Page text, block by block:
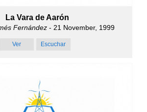
La Vara de Aarón
Fernández- 21 November, 1999
Ver Escuchar